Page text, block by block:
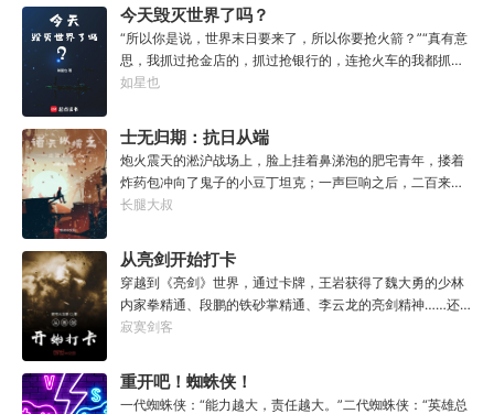
至高无上！”【不稳定变异：您的所有技能都会在一次烬区开
始时产生随机变异。您所承受的一切buff或debuff，亦将产
生随机变异。】……【背刺（F级技能）：从背后发起的攻击
伤害增加。】【背刺（变异）：当你背刺所属势力后，根据
所造成的影响永久提升全属性。】……【照明戏法（F级技
播爱与核平。】……【六甲天兵（S级技能）：召唤六甲天
兵，降妖除魔。】【身怀六甲天兵（变异）：让目标强制受
孕，子嗣必为天兵转世，自带灵根。】……爆炸级的属性，
规则性的技能。我，夏林，即是数值怪，又是机制怪！“完
今天毁灭世界了吗？
“所以你是说，世界末日要来了，所以你要抢火箭？”“真有意
思，我抓过抢金店的，抓过抢银行的，连抢火车的我都抓
过，就是没抓过抢火箭的。”“你怎么想的？就算你真把火箭
开。”“真的，我已经开过无数次了。”“还有，你们真得快
点，我没时间了。”“没时间？”男人呵呵一笑。“你很忙
吗？”“很忙。”林序点点头。“我得去毁灭下一个世界了。”
如星也
士无归期：抗日从端
个炮楼开始
炮火震天的淞沪战场上，脸上挂着鼻涕泡的肥宅青年，搂着
炸药包冲向了鬼子的小豆丁坦克；一声巨响之后，二百来斤
的肥宅连一个完整的部件都找不到了。打成了废墟的斯大林
八大盖的他，对面趴着的对手是有着‘狙击之王’称呼的康涅格
少校。597.9高地上，被炸断了双腿的小白领拖着水桶，一步
步的艰难向着坑道中爬行，因为里面有着一群已经很多天没
有喝水的战友，等待着他的水去救命；皎洁的月色中，一条
血迹在地面上拉出老长。总之，现代位面的小青年胡彪被系
生水起、输了全村去他家吃席的那种。怎么办？当然是召唤
网友帮忙了。因为根据他丰富的召唤经验，再垃圾的网友多
长腿大叔
从亮剑开始打卡
穿越到《亮剑》世界，通过卡牌，王岩获得了魏大勇的少林
内家拳精通、段鹏的铁砂掌精通、李云龙的亮剑精神……还
有山本一木的特种作战精通！终于，王岩成了抗日战场上
寂寞剑客
重开吧！蜘蛛侠！
一代蜘蛛侠：“能力越大，责任越大。”二代蜘蛛侠：“英雄总